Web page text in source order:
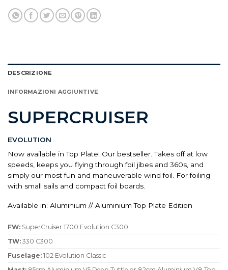
DESCRIZIONE
INFORMAZIONI AGGIUNTIVE
SUPERCRUISER
EVOLUTION
Now available in Top Plate! Our bestseller. Takes off at low
speeds, keeps you flying through foil jibes and 360s, and
simply our most fun and maneuverable wind foil. For foiling
with small sails and compact foil boards.
Available in: Aluminium // Aluminium Top Plate Edition
FW: SuperCruiser 1700 Evolution C300
TW: 330 C300
Fuselage: 102 Evolution Classic